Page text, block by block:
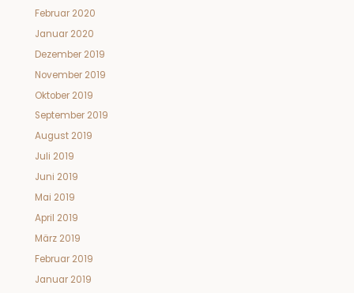
Februar 2020
Januar 2020
Dezember 2019
November 2019
Oktober 2019
September 2019
August 2019
Juli 2019
Juni 2019
Mai 2019
April 2019
März 2019
Februar 2019
Januar 2019